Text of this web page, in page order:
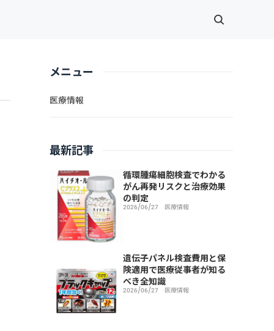
メニュー
医療情報
最新記事
循環腫瘍細胞検査でわかる
がん再発リスクと治療効果
の判定
2026/06/27 医療情報
遺伝子パネル検査費用と保
険適用で医療従事者が知る
べき全知識
2026/06/27 医療情報